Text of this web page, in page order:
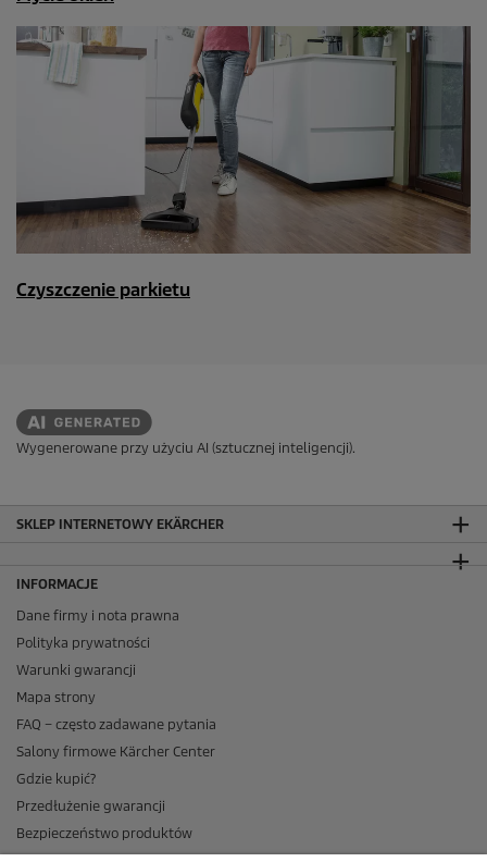
Czyszczenie parkietu
Wygenerowane przy użyciu AI (sztucznej inteligencji).
SKLEP INTERNETOWY EKÄRCHER
INFORMACJE
Dane firmy i nota prawna
Polityka prywatności
Warunki gwarancji
Mapa strony
FAQ – często zadawane pytania
Salony firmowe Kärcher Center
Gdzie kupić?
Przedłużenie gwarancji
Bezpieczeństwo produktów